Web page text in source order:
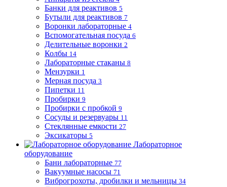
Банки для реактивов 5
Бутыли для реактивов 7
Воронки лабораторные 4
Вспомогательная посуда 6
Делительные воронки 2
Колбы 14
Лабораторные стаканы 8
Мензурки 1
Мерная посуда 3
Пипетки 11
Пробирки 9
Пробирки с пробкой 9
Сосуды и резервуары 11
Стеклянные емкости 27
Эксикаторы 5
Лабораторное
оборудование
Бани лабораторные 77
Вакуумные насосы 71
Виброгрохоты, дробилки и мельницы 34